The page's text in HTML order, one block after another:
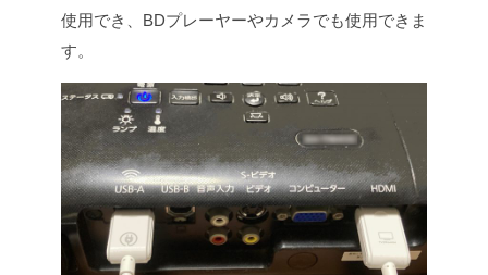
使用でき、BDプレーヤーやカメラでも使用できま
す。